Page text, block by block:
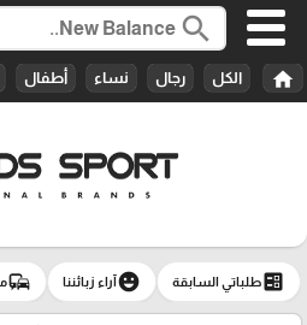
search
home الكل رجال نساء أطفال
ballotطلباتي السابقة emoji_emotionsآراء زبائننا commute